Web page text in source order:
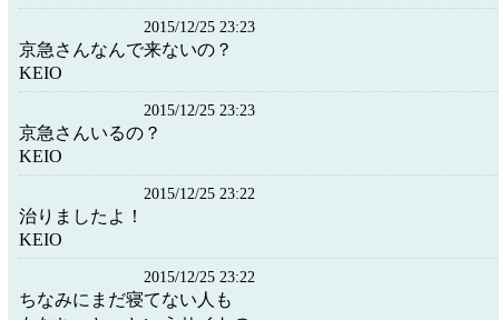
2015/12/25 23:23
京急さんなんで来ないの？
KEIO
2015/12/25 23:23
京急さんいるの？
KEIO
2015/12/25 23:22
治りましたよ！
KEIO
2015/12/25 23:22
ちなみにまだ寝てない人も